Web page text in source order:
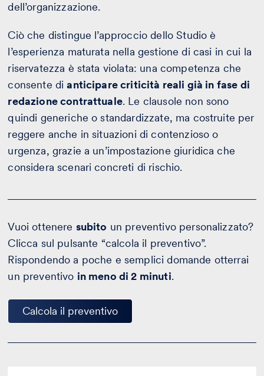
dell’organizzazione.
Ciò che distingue l’approccio dello Studio è
l’esperienza maturata nella gestione di casi in cui la
riservatezza è stata violata: una competenza che
consente dianticipare criticità reali già in fase di
redazione contrattuale. Le clausole non sono
quindi generiche o standardizzate, ma costruite per
reggere anche in situazioni di contenzioso o
urgenza, grazie a un’impostazione giuridica che
considera scenari concreti di rischio.
Vuoi ottenere subito un preventivo personalizzato?
Clicca sul pulsante “calcola il preventivo”.
Rispondendo a poche e semplici domande otterrai
un preventivo in meno di 2 minuti.
Calcola il preventivo